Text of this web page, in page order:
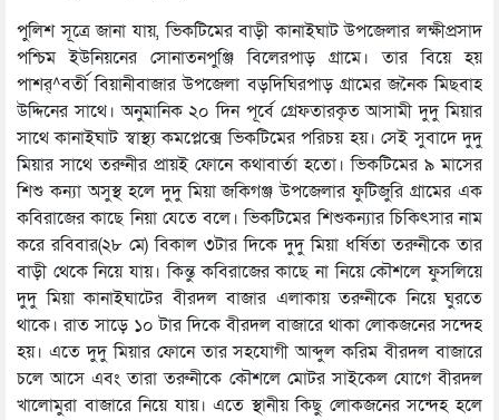
পুলিশ সূত্রে জানা যায়, ভিকটিমের বাড়ী কানাইঘাট উপজেলার লক্ষীপ্রসাদ
পশ্চিম ইউনিয়নের সোনাতনপুঞ্জি বিলেরপাড় গ্রামে। তার বিয়ে হয়
পাশর্^বর্তী বিয়ানীবাজার উপজেলা বড়দিঘিরপাড় গ্রামের জনৈক মিছবাহ
উদ্দিনের সাথে। অনুমানিক ২০ দিন পূর্বে গ্রেফতারকৃত আসামী দুদু মিয়ার
সাথে কানাইঘাট স্বাস্থ্য কমপ্লেক্সে ভিকটিমের পরিচয় হয়। সেই সুবাদে দুদু
মিয়ার সাথে তরুনীর প্রায়ই ফোনে কথাবার্তা হতো। ভিকটিমের ৯ মাসের
শিশু কন্যা অসুস্থ হলে দুদু মিয়া জকিগঞ্জ উপজেলার ফুটিজুরি গ্রামের এক
কবিরাজের কাছে নিয়া যেতে বলে। ভিকটিমের শিশুকন্যার চিকিৎসার নাম
করে রবিবার(২৮ মে) বিকাল ৩টার দিকে দুদু মিয়া ধর্ষিতা তরুনীকে তার
বাড়ী থেকে নিয়ে যায়। কিন্তু কবিরাজের কাছে না নিয়ে কৌশলে ফুসলিয়ে
দুদু মিয়া কানাইঘাটের বীরদল বাজার এলাকায় তরুনীকে নিয়ে ঘুরতে
থাকে। রাত সাড়ে ১০ টার দিকে বীরদল বাজারে থাকা লোকজনের সন্দেহ
হয়। এতে দুদু মিয়ার ফোনে তার সহযোগী আব্দুল করিম বীরদল বাজারে
চলে আসে এবং তারা তরুনীকে কৌশলে মোটর সাইকেল যোগে বীরদল
খালোমুরা বাজারে নিয়ে যায়। এতে স্থানীয় কিছু লোকজনের সন্দেহ হলে